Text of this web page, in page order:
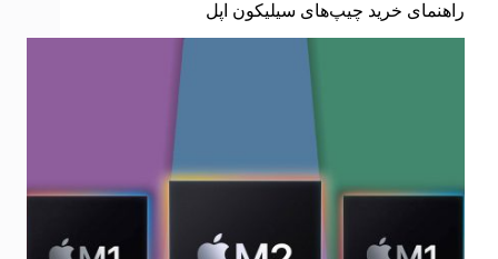
راهنمای خرید چیپ‌های سیلیکون اپل